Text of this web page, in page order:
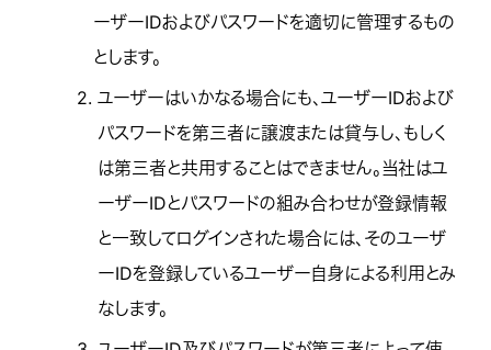
ーザーIDおよびパスワードを適切に管理するもの
とします。
2. ユーザーはいかなる場合にも、ユーザーIDおよび
パスワードを第三者に譲渡または貸与し、もしく
は第三者と共用することはできません。当社はユ
ーザーIDとパスワードの組み合わせが登録情報
と一致してログインされた場合には、そのユーザ
ーIDを登録しているユーザー自身による利用とみ
なします。